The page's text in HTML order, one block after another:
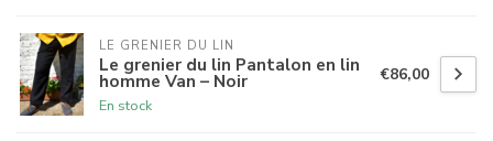
LE GRENIER DU LIN
Le grenier du lin Pantalon en lin
homme Van – Noir
En stock
€86,00